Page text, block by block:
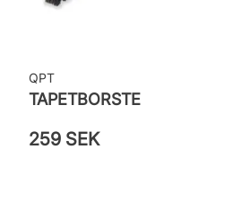
QPT
TAPETBORSTE
259 SEK